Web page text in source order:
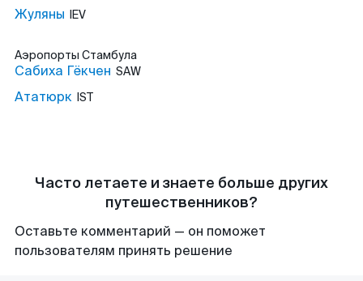
Жуляны IEV
Аэропорты Стамбула
Сабиха Гёкчен SAW
Ататюрк IST
Часто летаете и знаете больше других
путешественников?
Оставьте комментарий — он поможет
пользователям принять решение